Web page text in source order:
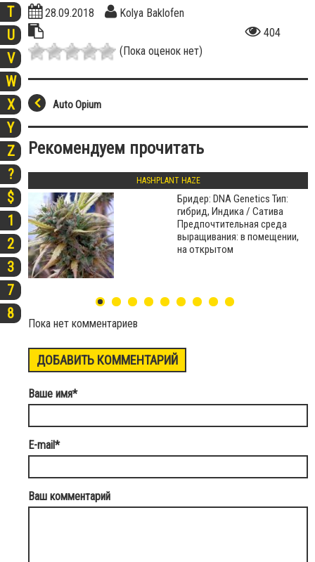
T
U
V
W
X
Y
Z
?
$
1
2
3
7
8
28.09.2018
Kolya Baklofen
404
(Пока оценок нет)
Auto Opium
Рекомендуем прочитать
HASHPLANT HAZE
Бридер: DNA Genetics Тип:
гибрид, Индика / Сатива
Предпочтительная среда
выращивания: в помещении,
на открытом
Пока нет комментариев
ДОБАВИТЬ КОММЕНТАРИЙ
Ваше имя*
E-mail*
Ваш комментарий